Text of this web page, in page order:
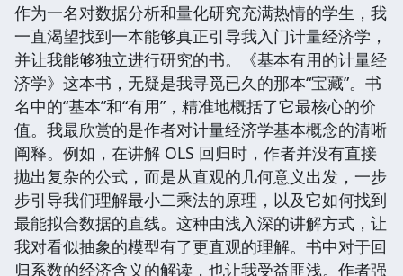
作为一名对数据分析和量化研究充满热情的学生，我
一直渴望找到一本能够真正引导我入门计量经济学，
并让我能够独立进行研究的书。《基本有用的计量经
济学》这本书，无疑是我寻觅已久的那本“宝藏”。书
名中的“基本”和“有用”，精准地概括了它最核心的价
值。我最欣赏的是作者对计量经济学基本概念的清晰
阐释。例如，在讲解 OLS 回归时，作者并没有直接
抛出复杂的公式，而是从直观的几何意义出发，一步
步引导我们理解最小二乘法的原理，以及它如何找到
最能拟合数据的直线。这种由浅入深的讲解方式，让
我对看似抽象的模型有了更直观的理解。书中对于回
归系数的经济含义的解读，也让我受益匪浅。作者强